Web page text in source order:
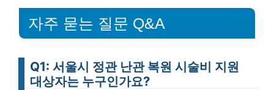
자주 묻는 질문 Q&A
Q1: 서울시 정관 난관 복원 시술비 지원
대상자는 누구인가요?